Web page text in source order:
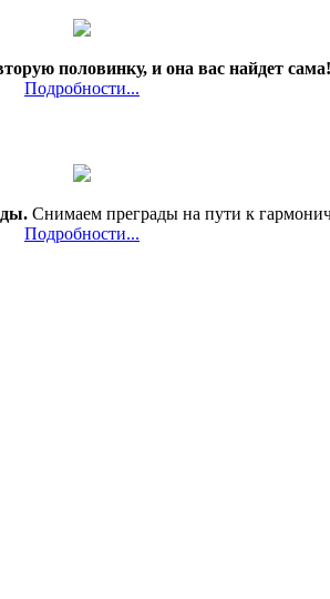
половинку, и она вас найдет сама!
Подробности...
Снимаем преграды на пути к
Подробности...